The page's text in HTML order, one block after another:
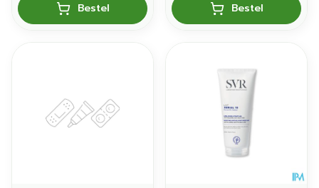
Bestel Bestel